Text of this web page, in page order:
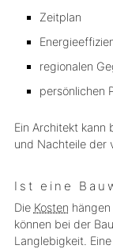
Zeitplan
regionalen
persönlichen
Ein Architekt kann
und Nachteile der
Ist eine
Die Kosten
können bei der
Langlebigkeit.